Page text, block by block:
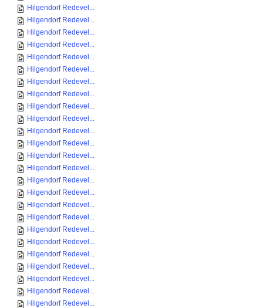
Hilgendorf Redevel...
Hilgendorf Redevel...
Hilgendorf Redevel...
Hilgendorf Redevel...
Hilgendorf Redevel...
Hilgendorf Redevel...
Hilgendorf Redevel...
Hilgendorf Redevel...
Hilgendorf Redevel...
Hilgendorf Redevel...
Hilgendorf Redevel...
Hilgendorf Redevel...
Hilgendorf Redevel...
Hilgendorf Redevel...
Hilgendorf Redevel...
Hilgendorf Redevel...
Hilgendorf Redevel...
Hilgendorf Redevel...
Hilgendorf Redevel...
Hilgendorf Redevel...
Hilgendorf Redevel...
Hilgendorf Redevel...
Hilgendorf Redevel...
Hilgendorf Redevel...
Hilgendorf Redevel...